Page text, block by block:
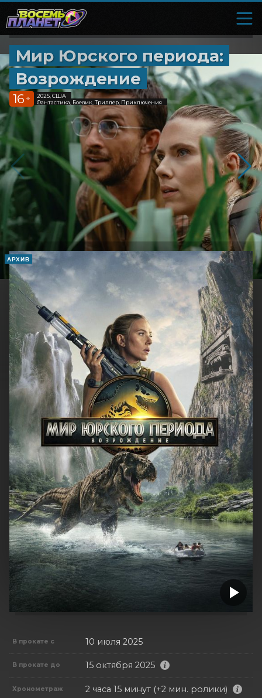
Мир Юрского периода:
Возрождение
16 +
2025, США
Фантастика, Боевик, Триллер, Приключения
АРХИВ
В прокате с 10 июля 2025
В прокате до 15 октября 2025
Хронометраж 2 часа 15 минут (+2 мин. ролики)